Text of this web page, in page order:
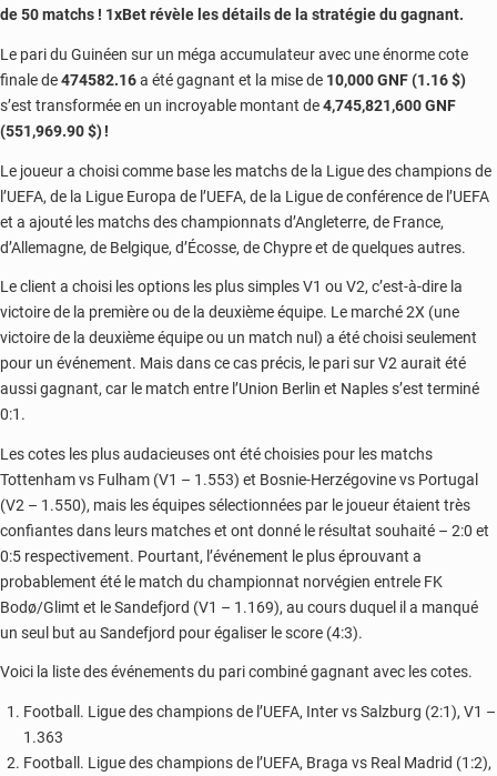
de 50 matchs ! 1xBet révèle les détails de la stratégie du gagnant.
Le pari du Guinéen sur un méga accumulateur avec une énorme cote
finale de474582.16a été gagnant et la mise de 10,000 GNF (1.16 $)
s’est transformée en un incroyable montant de4,745,821,600 GNF
(551,969.90 $) !
Le joueur a choisi comme base les matchs de la Ligue des champions de
l’UEFA, de la Ligue Europa de l’UEFA, de la Ligue de conférence de l’UEFA
et a ajouté les matchs des championnats d’Angleterre, de France,
d’Allemagne, de Belgique, d’Écosse, de Chypre et de quelques autres.
Le client a choisi les options les plus simples V1 ou V2, c’est-à-dire la
victoire de la première ou de la deuxième équipe. Le marché 2X (une
victoire de la deuxième équipe ou un match nul) a été choisi seulement
pour un événement. Mais dans ce cas précis, le pari sur V2 aurait été
aussi gagnant, car le match entre l’Union Berlin et Naples s’est terminé
0:1.
Les cotes les plus audacieuses ont été choisies pour les matchs
Tottenham vs Fulham (V1 – 1.553) et Bosnie-Herzégovine vs Portugal
(V2 – 1.550), mais les équipes sélectionnées par le joueur étaient très
confiantes dans leurs matches et ont donné le résultat souhaité – 2:0 et
0:5 respectivement. Pourtant, l’événement le plus éprouvant a
probablement été le match du championnat norvégien entrele FK
Bodø/Glimt et le Sandefjord (V1 – 1.169), au cours duquel il a manqué
un seul but au Sandefjord pour égaliser le score (4:3).
Voici la liste des événements du pari combiné gagnant avec les cotes.
Football. Ligue des champions de l’UEFA, Inter vs Salzburg (2:1), V1 –
1.363
Football. Ligue des champions de l’UEFA, Braga vs Real Madrid (1:2),